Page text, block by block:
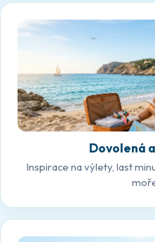
Dovolená
Inspirace na výlety, last